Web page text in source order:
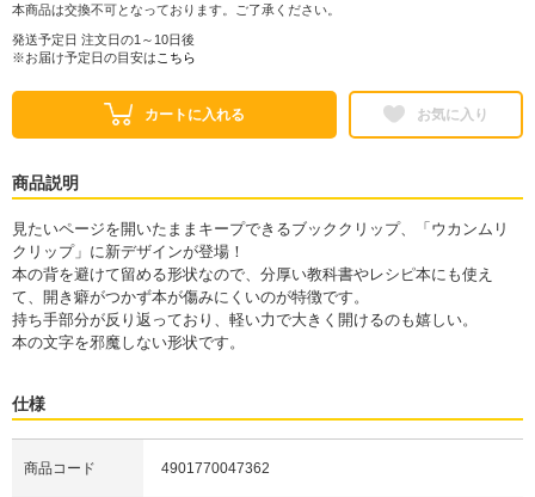
本商品は交換不可となっております。ご了承ください。
発送予定日 注文日の1～10日後
※お届け予定日の目安は こちら
カートに入れる お気に入り
商品説明
見たいページを開いたままキープできるブッククリップ、「ウカンムリ
クリップ」に新デザインが登場！
本の背を避けて留める形状なので、分厚い教科書やレシピ本にも使え
て、開き癖がつかず本が傷みにくいのが特徴です。
持ち手部分が反り返っており、軽い力で大きく開けるのも嬉しい。
本の文字を邪魔しない形状です。
仕様
商品コード 4901770047362